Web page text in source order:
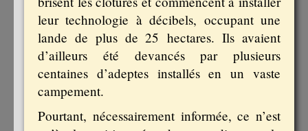
leur technologie à décibels, occupant une
lande de plus de 25 hectares. Ils avaient
d’ailleurs été devancés par plusieurs
centaines d’adeptes installés en un vaste
campement.
Pourtant, nécessairement informée, ce n’est